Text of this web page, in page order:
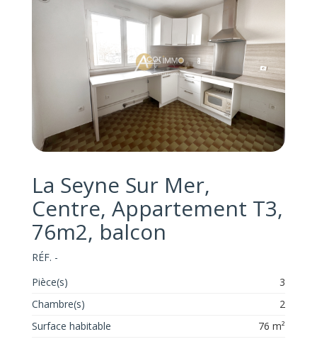
La Seyne Sur Mer,
Centre, Appartement T3,
76m2, balcon
RÉF. -
Pièce(s)
3
Chambre(s)
2
Surface habitable
76 m²